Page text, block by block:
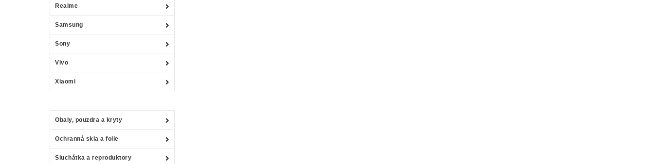
Realme
Samsung
Sony
Vivo
Xiaomi
Obaly, pouzdra a kryty
Ochranná skla a folie
Sluchátka a reproduktory